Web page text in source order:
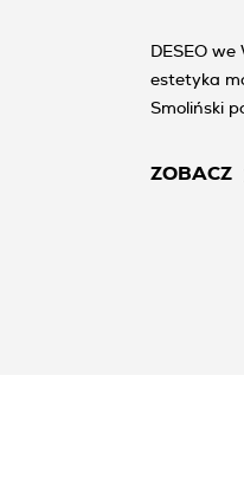
DESEO
estetyka
Smoliński
ZOBACZ